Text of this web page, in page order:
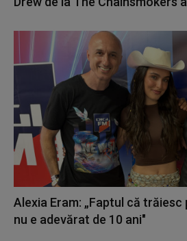
Alexia Eram: „Faptul că
nu e adevărat de 10 ani"